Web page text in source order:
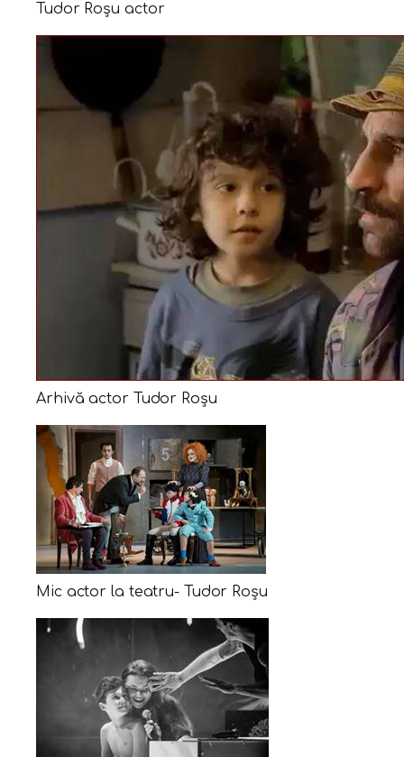
Tudor Roșu actor
Arhivă actor Tudor Roșu
Mic actor la teatru- Tudor Roșu